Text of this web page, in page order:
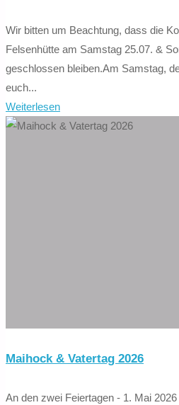
Wir bitten um Beachtung, dass die
Felsenhütte am Samstag 25.07. &
geschlossen bleiben.Am Samstag,
euch...
Weiterlesen"Kolbinger
Höhle
Maihock & Vatertag 2026
An den zwei Feiertagen - 1. Mai